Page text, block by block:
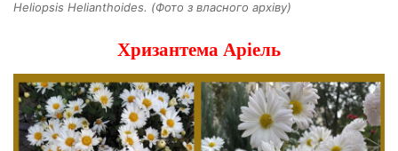
Heliopsis Helianthoides. (Фото з власного архіву)
Хризантема Аріель